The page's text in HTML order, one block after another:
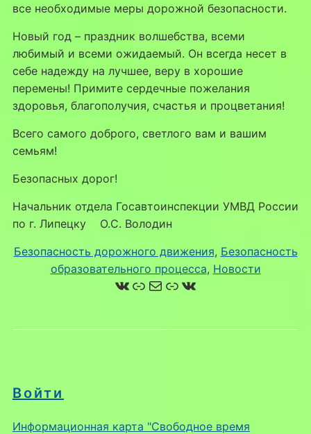
Войти
Информационная карта "Свободное время
все необходимые меры дорожной безопасности.
Новый год – праздник волшебства, всеми
любимый и всеми ожидаемый. Он всегда несет в
себе надежду на лучшее, веру в хорошие
перемены! Примите сердечные пожелания
здоровья, благополучия, счастья и процветания!
Всего самого доброго, светлого вам и вашим
семьям!
Безопасных дорог!
Начальник отдела Госавтоинспекции УМВД России
по г. Липецку О.С. Володин
Безопасность дорожного движения, Безопасность
образовательного процесса, Новости
ВКонтакте
Ссылка
Почта
Ссылка
ВКонтакте